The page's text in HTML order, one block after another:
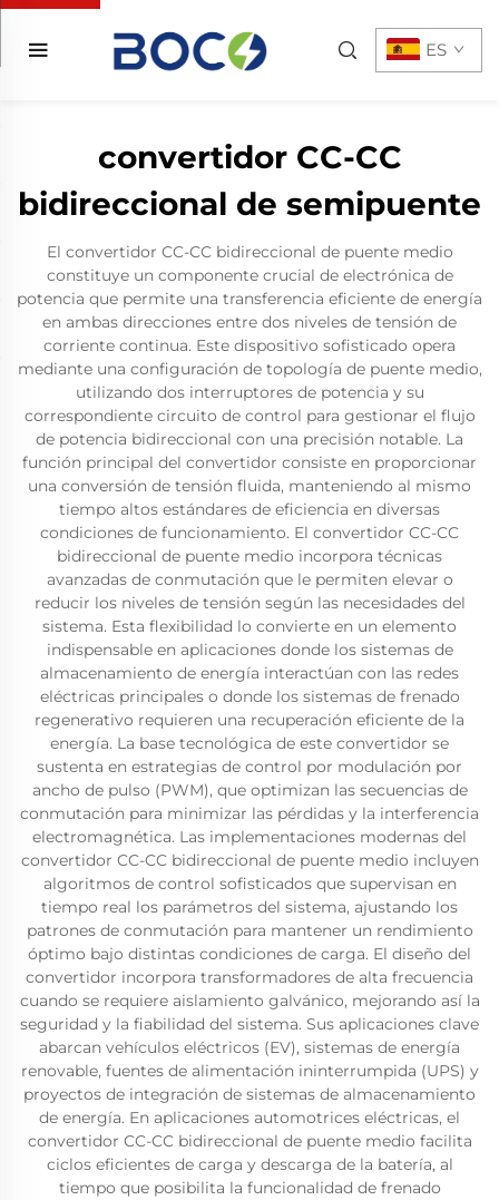
ES
convertidor CC-CC
bidireccional de semipuente
El convertidor CC-CC bidireccional de puente medio
constituye un componente crucial de electrónica de
potencia que permite una transferencia eficiente de energía
en ambas direcciones entre dos niveles de tensión de
corriente continua. Este dispositivo sofisticado opera
mediante una configuración de topología de puente medio,
utilizando dos interruptores de potencia y su
correspondiente circuito de control para gestionar el flujo
de potencia bidireccional con una precisión notable. La
función principal del convertidor consiste en proporcionar
una conversión de tensión fluida, manteniendo al mismo
tiempo altos estándares de eficiencia en diversas
condiciones de funcionamiento. El convertidor CC-CC
bidireccional de puente medio incorpora técnicas
avanzadas de conmutación que le permiten elevar o
reducir los niveles de tensión según las necesidades del
sistema. Esta flexibilidad lo convierte en un elemento
indispensable en aplicaciones donde los sistemas de
almacenamiento de energía interactúan con las redes
eléctricas principales o donde los sistemas de frenado
regenerativo requieren una recuperación eficiente de la
energía. La base tecnológica de este convertidor se
sustenta en estrategias de control por modulación por
ancho de pulso (PWM), que optimizan las secuencias de
conmutación para minimizar las pérdidas y la interferencia
electromagnética. Las implementaciones modernas del
convertidor CC-CC bidireccional de puente medio incluyen
algoritmos de control sofisticados que supervisan en
tiempo real los parámetros del sistema, ajustando los
patrones de conmutación para mantener un rendimiento
óptimo bajo distintas condiciones de carga. El diseño del
convertidor incorpora transformadores de alta frecuencia
cuando se requiere aislamiento galvánico, mejorando así la
seguridad y la fiabilidad del sistema. Sus aplicaciones clave
abarcan vehículos eléctricos (EV), sistemas de energía
renovable, fuentes de alimentación ininterrumpida (UPS) y
proyectos de integración de sistemas de almacenamiento
de energía. En aplicaciones automotrices eléctricas, el
convertidor CC-CC bidireccional de puente medio facilita
ciclos eficientes de carga y descarga de la batería, al
tiempo que posibilita la funcionalidad de frenado